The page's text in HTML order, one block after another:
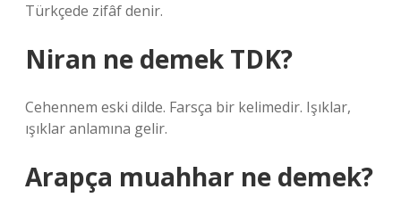
Türkçede zifâf denir.
Niran ne demek TDK?
Cehennem eski dilde. Farsça bir kelimedir. Işıklar,
ışıklar anlamına gelir.
Arapça muahhar ne demek?